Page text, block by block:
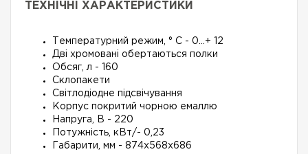
ТЕХНІЧНІ ХАРАКТЕРИСТИКИ
Температурний режим, ° С - 0...+ 12
Дві хромовані обертаються полки
Обсяг, л - 160
Склопакети
Світлодіодне підсвічування
Корпус покритий чорною емаллю
Напруга, В - 220
Потужність, кВт/- 0,23
Габарити, мм - 874х568х686